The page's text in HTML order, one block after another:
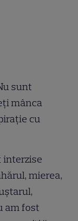
sunt
mânca
cu
interzise
mierea,
am fost